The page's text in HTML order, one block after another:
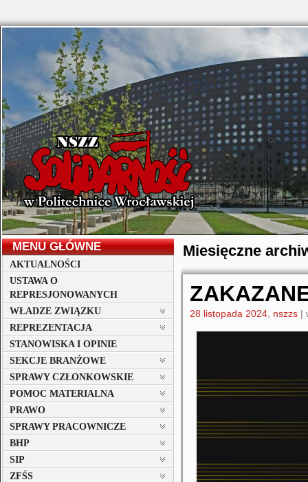
MENU GŁÓWNE
AKTUALNOŚCI
USTAWA O
REPRESJONOWANYCH
WŁADZE ZWIĄZKU
REPREZENTACJA
STANOWISKA I OPINIE
SEKCJE BRANŻOWE
SPRAWY CZŁONKOWSKIE
POMOC MATERIALNA
PRAWO
SPRAWY PRACOWNICZE
BHP
SIP
ZFŚS
Miesięczne
28 listopada 2024 nszzs |